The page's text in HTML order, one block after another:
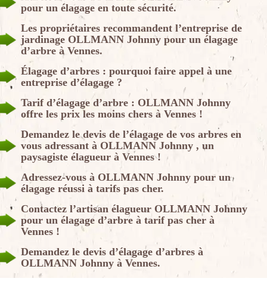
pour un élagage en toute sécurité.
Les propriétaires recommandent l’entreprise de
jardinage OLLMANN Johnny pour un élagage
d’arbre à Vennes.
Élagage d’arbres : pourquoi faire appel à une
entreprise d’élagage ?
Tarif d’élagage d’arbre : OLLMANN Johnny
offre les prix les moins chers à Vennes !
Demandez le devis de l’élagage de vos arbres en
vous adressant à OLLMANN Johnny , un
paysagiste élagueur à Vennes !
Adressez-vous à OLLMANN Johnny pour un
élagage réussi à tarifs pas cher.
Contactez l’artisan élagueur OLLMANN Johnny
pour un élagage d’arbre à tarif pas cher à
Vennes !
Demandez le devis d’élagage d’arbres à
OLLMANN Johnny à Vennes.